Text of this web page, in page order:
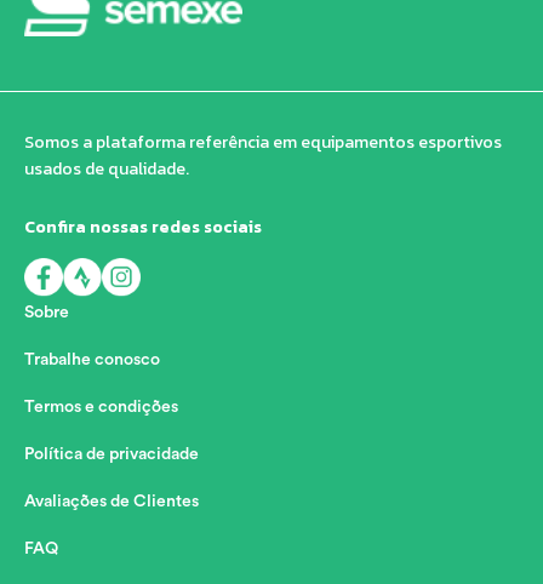
Somos a plataforma referência em equipamentos esportivos
usados de qualidade.
Confira nossas redes sociais
Sobre
Trabalhe conosco
Termos e condições
Política de privacidade
Avaliações de Clientes
FAQ